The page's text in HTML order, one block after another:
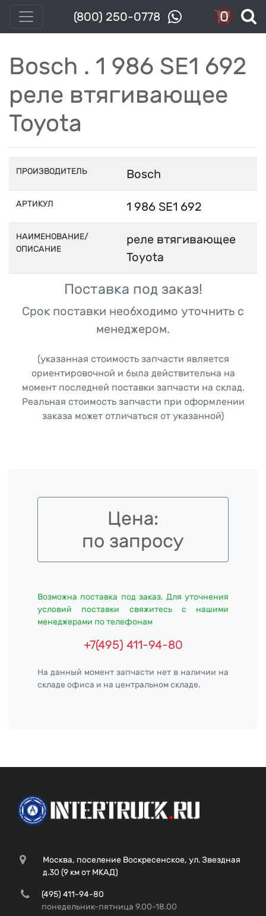
(800) 250-0778 0
Bosch . 1 986 SE1 692
реле втягивающее
Toyota
ПРОИЗВОДИТЕЛЬ Bosch
АРТИКУЛ 1 986 SE1 692
НАИМЕНОВАНИЕ/
ОПИСАНИЕ
реле втягивающее
Toyota
Поставка под заказ!
Срок поставки необходимо уточнить с
менеджером.
(указанная стоимость запчасти является
ориентировочной и была действительна на
момент последней поставки запчасти на склад.
Реальная стоимость запчасти при оформлении
заказа может отличаться от указанной)
Цена:
по запросу
Возможна поставка под заказ. Для уточнения
условий поставки свяжитесь с нашими
менеджерами по телефонам
+7(495) 411-94-80
На данный момент запчасти нет в наличии на
складе офиса и на центральном складе.
Москва, поселение Воскресенское, ул. Звездная
д.30 (9 км от МКАД)
(495) 411-94-80
понедельник-пятница 9.00-18.00